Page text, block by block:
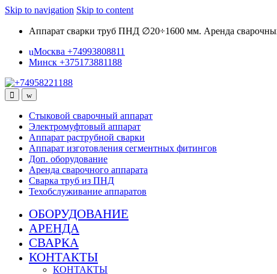
Skip to navigation Skip to content
Аппарат сварки труб ПНД ∅20÷1600 мм. Аренда
Москва +74993808811
Минск +375173881188
Стыковой сварочный аппарат
Электромуфтовый аппарат
Аппарат раструбной сварки
Аппарат изготовления сегментных фитингов
Доп. оборудование
Аренда сварочного аппарата
Сварка труб из ПНД
Техобслуживание аппаратов
ОБОРУДОВАНИЕ
АРЕНДА
СВАРКА
КОНТАКТЫ
КОНТАКТЫ